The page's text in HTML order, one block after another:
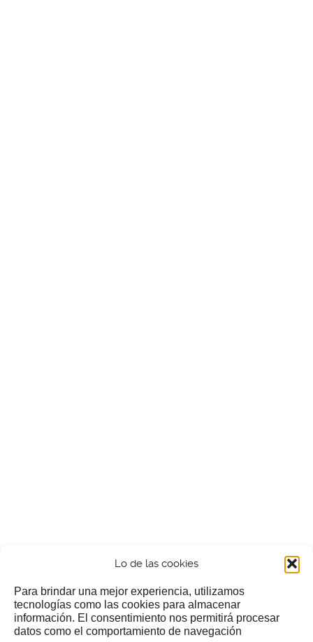
Lo de las cookies
Para brindar una mejor experiencia, utilizamos
tecnologías como las cookies para almacenar
información. El consentimiento nos permitirá procesar
datos como el comportamiento de navegación
¿Nos invitas a un cafecillo?